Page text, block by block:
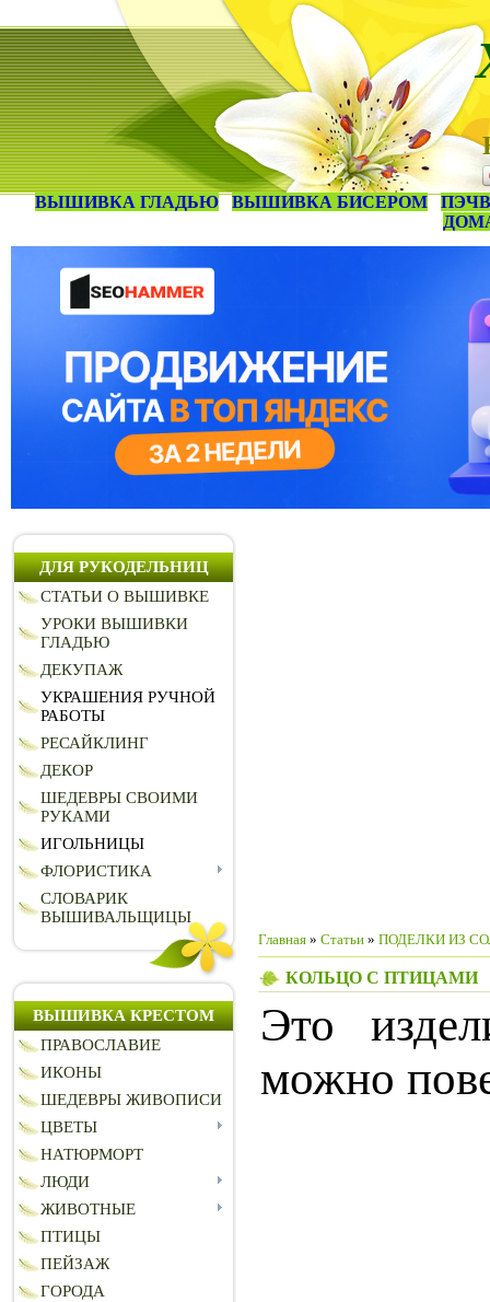
ВЫШИВКА ГЛАДЬЮ ВЫШИВКА БИСЕРОМ
ДЛЯ РУКОДЕЛЬНИЦ
СТАТЬИ О ВЫШИВКЕ
УРОКИ ВЫШИВКИ
ГЛАДЬЮ
ДЕКУПАЖ
УКРАШЕНИЯ РУЧНОЙ
РАБОТЫ
РЕСАЙКЛИНГ
ДЕКОР
ШЕДЕВРЫ СВОИМИ
РУКАМИ
ИГОЛЬНИЦЫ
ФЛОРИСТИКА
СЛОВАРИК
ВЫШИВАЛЬЩИЦЫ
ВЫШИВКА КРЕСТОМ
ПРАВОСЛАВИЕ
ИКОНЫ
ШЕДЕВРЫ ЖИВОПИСИ
ЦВЕТЫ
НАТЮРМОРТ
ЛЮДИ
ЖИВОТНЫЕ
ПТИЦЫ
ПЕЙЗАЖ
ГОРОДА
Главная » Статьи » ПОДЕЛКИ ИЗ
КОЛЬЦО С ПТИЦАМИ
Это
можно